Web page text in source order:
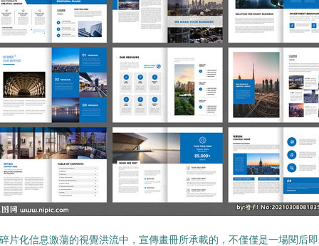
片化信息激蕩的視覺洪流中，宣傳畫冊所承載的，不僅僅是一場閱后